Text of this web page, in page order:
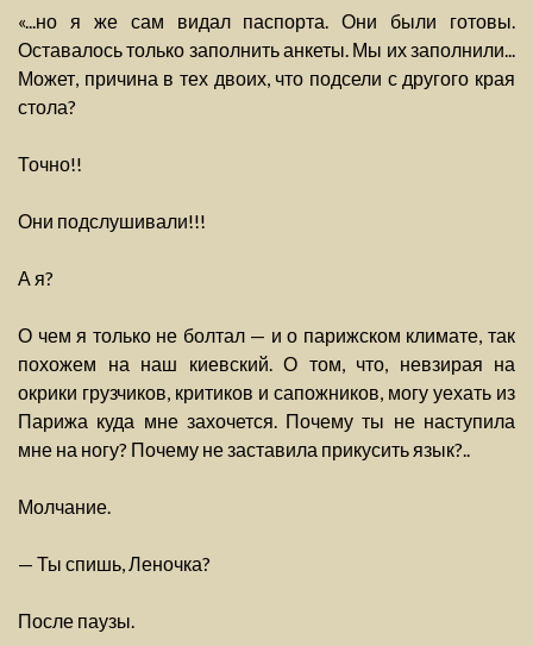
«...но я же сам видал паспорта. Они были готовы.
Оставалось только заполнить анкеты. Мы их заполнили...
Может, причина в тех двоих, что подсели с другого края
стола?
Точно!!
Они подслушивали!!!
А я?
О чем я только не болтал — и о парижском климате, так
похожем на наш киевский. О том, что, невзирая на
окрики грузчиков, критиков и сапожников, могу уехать из
Парижа куда мне захочется. Почему ты не наступила
мне на ногу? Почему не заставила прикусить язык?..
Молчание.
— Ты спишь, Леночка?
После паузы.